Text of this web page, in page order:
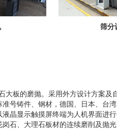
筛分
板的磨抛。采用外方设计方案及
号铸件、钢材，德国、日本、台
晶显示触摸屏终端为人机界面进
石、大理石板材的连续磨削及抛光